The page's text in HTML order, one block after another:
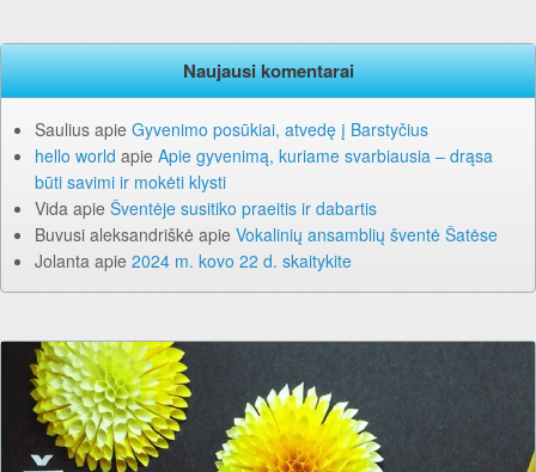
Naujausi komentarai
Saulius apie Gyvenimo posūkiai, atvedę į Barstyčius
hello world apie Apie gyvenimą, kuriame svarbiausia – drąsa
būti savimi ir mokėti klysti
Vida apie Šventėje susitiko praeitis ir dabartis
Buvusi aleksandriškė apie Vokalinių ansamblių šventė Šatėse
Jolanta apie 2024 m. kovo 22 d. skaitykite